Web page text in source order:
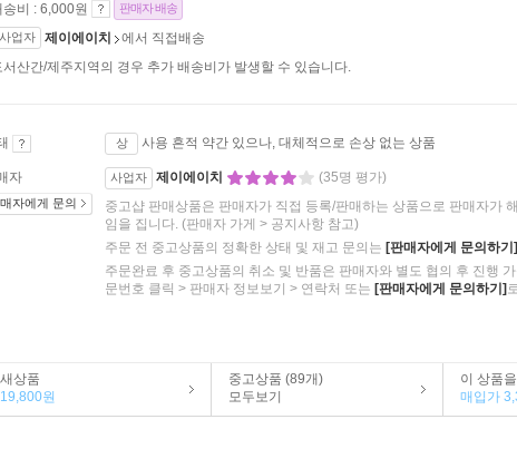
송비 : 6,000원 판매자 배송
사업자 제이에이치
에서 직접배송
서산간/제주지역의 경우 추가 배송비가 발생할 수 있습니다.
상 사용 흔적 약간 있으나, 대체적으로 손상 없는 상품
자
자에게 문의
사업자 제이에이치
(35명 평가)
중고샵 판매상품은 판매자가 직접 등록/판매하는 상품으로 판매자가
임을 집니다. (판매자 가게 > 공지사항 참고)
주문 전 중고상품의 정확한 상태 및 재고 문의는 [판매자에게 문의하기]
주문완료 후 중고상품의 취소 및 반품은 판매자와 별도 협의 후 진행
문번호 클릭 > 판매자 정보보기 > 연락처 또는 [판매자에게 문의하기]
새상품
19,800원
중고상품 (89개)
모두보기
이 상품을
매입가